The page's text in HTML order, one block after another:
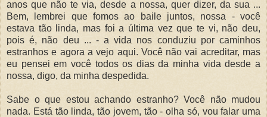
anos que não te via, desde a nossa, quer dizer, da sua ...
Bem, lembrei que fomos ao baile juntos, nossa - você
estava tão linda, mas foi a última vez que te vi, não deu,
pois é, não deu ... - a vida nos conduziu por caminhos
estranhos e agora a vejo aqui. Você não vai acreditar, mas
eu pensei em você todos os dias da minha vida desde a
nossa, digo, da minha despedida.
Sabe o que estou achando estranho? Você não mudou
nada. Está tão linda, tão jovem, tão - olha só, vou falar uma